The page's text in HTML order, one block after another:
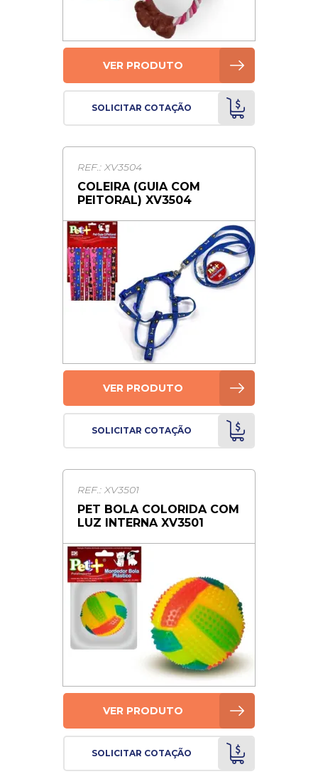
VER PRODUTO
SOLICITAR COTAÇÃO
REF.: XV3504
COLEIRA (GUIA COM
PEITORAL) XV3504
VER PRODUTO
SOLICITAR COTAÇÃO
REF.: XV3501
PET BOLA COLORIDA COM
LUZ INTERNA XV3501
VER PRODUTO
SOLICITAR COTAÇÃO